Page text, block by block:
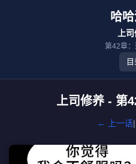
哈
上
第42章：
上司修养 - 第
← 上一话|